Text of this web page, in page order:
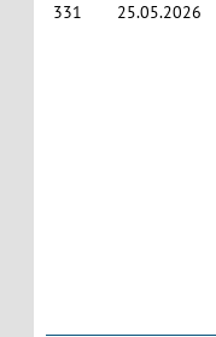
331
25.05.2026